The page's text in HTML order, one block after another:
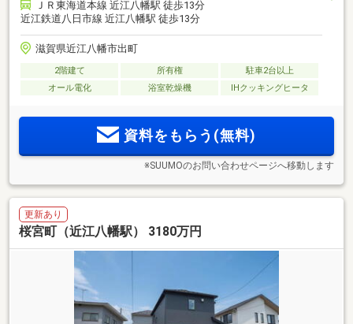
ＪＲ東海道本線 近江八幡駅 徒歩13分
近江鉄道八日市線 近江八幡駅 徒歩13分
滋賀県近江八幡市出町
2階建て 所有権
駐車2台以上
オール電化
浴室乾燥機 IHクッキングヒータ
資料をもらう(無料)
※SUUMOのお問い合わせページへ移動します
更新あり
桜宮町（近江八幡駅） 3180万円